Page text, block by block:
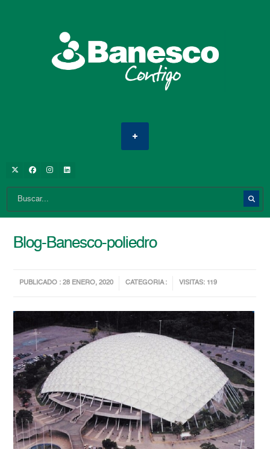
Blog-Banesco-poliedro
PUBLICADO : 28 ENERO, 2020 CATEGORIA : VISITAS: 119